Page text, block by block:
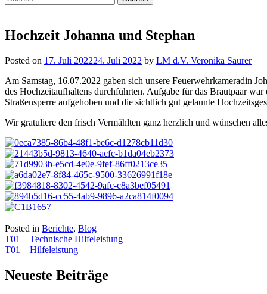
nach:
Hochzeit Johanna und Stephan
Posted on 17. Juli 202224. Juli 2022 by LM d.V. Veronika Saurer
Am Samstag, 16.07.2022 gaben sich unsere Feuerwehrkameradin
des Hochzeitaufhaltens durchführten. Aufgabe für das Brautpaar
Straßensperre aufgehoben und die sichtlich gut gelaunte
Wir gratuliere den frisch Vermählten ganz herzlich und wünschen
Posted in Berichte, Blog
Beitragsnavigation
T01 – Technische Hilfeleistung
T01 – Hilfeleistung
Neueste Beiträge